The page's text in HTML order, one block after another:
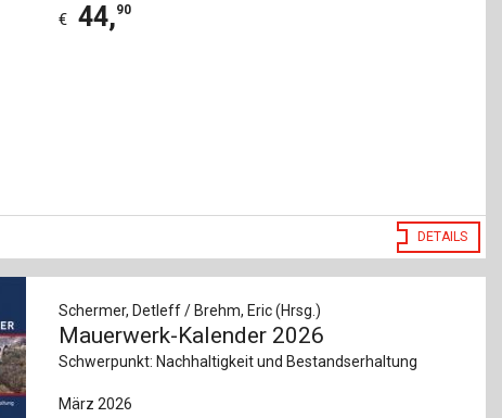
€ 44,90
DETAILS
Schermer, Detleff / Brehm, Eric (Hrsg.)
Mauerwerk-Kalender 2026
Schwerpunkt: Nachhaltigkeit und Bestandserhaltung
März 2026